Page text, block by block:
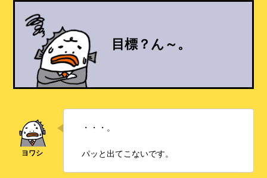
目標？ん～。
・・・。
パッと出てこないです。